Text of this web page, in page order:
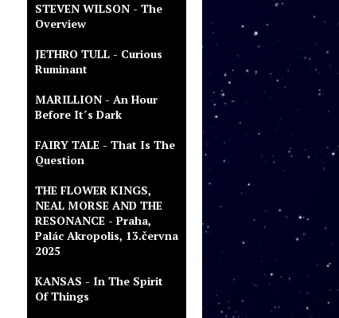
STEVEN WILSON - The
Overview
JETHRO TULL - Curious
Ruminant
MARILLION - An Hour
Before It´s Dark
FAIRY TALE - That Is The
Question
THE FLOWER KINGS,
NEAL MORSE AND THE
RESONANCE - Praha,
Palác Akropolis, 13.června
2025
KANSAS - In The Spirit
Of Things